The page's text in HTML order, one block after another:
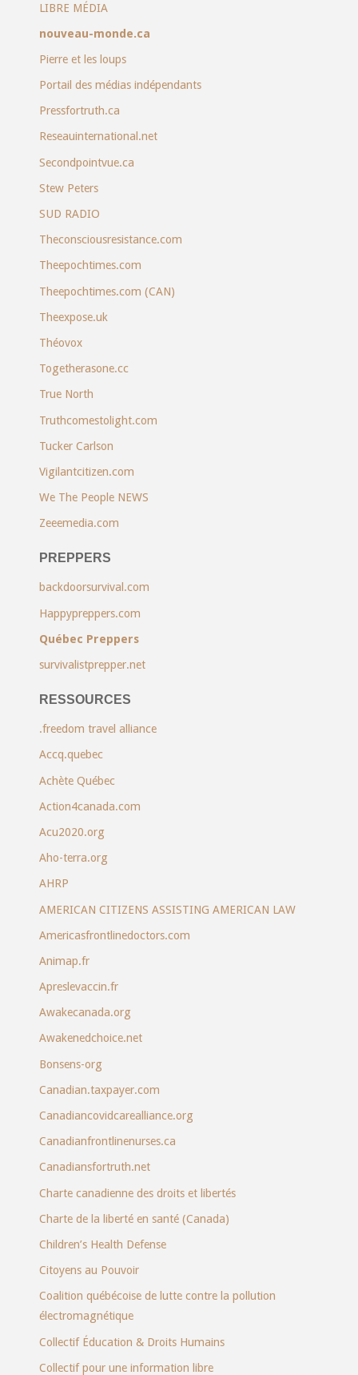
LIBRE MÉDIA
nouveau-monde.ca
Pierre et les loups
Portail des médias indépendants
Pressfortruth.ca
Reseauinternational.net
Secondpointvue.ca
Stew Peters
SUD RADIO
Theconsciousresistance.com
Theepochtimes.com
Theepochtimes.com (CAN)
Theexpose.uk
Théovox
Togetherasone.cc
True North
Truthcomestolight.com
Tucker Carlson
Vigilantcitizen.com
We The People NEWS
Zeeemedia.com
PREPPERS
backdoorsurvival.com
Happypreppers.com
Québec Preppers
survivalistprepper.net
RESSOURCES
.freedom travel alliance
Accq.quebec
Achète Québec
Action4canada.com
Acu2020.org
Aho-terra.org
AHRP
AMERICAN CITIZENS ASSISTING AMERICAN LAW
Americasfrontlinedoctors.com
Animap.fr
Apreslevaccin.fr
Awakecanada.org
Awakenedchoice.net
Bonsens-org
Canadian.taxpayer.com
Canadiancovidcarealliance.org
Canadianfrontlinenurses.ca
Canadiansfortruth.net
Charte canadienne des droits et libertés
Charte de la liberté en santé (Canada)
Children’s Health Defense
Citoyens au Pouvoir
Coalition québécoise de lutte contre la pollution
électromagnétique
Collectif Éducation & Droits Humains
Collectif pour une information libre